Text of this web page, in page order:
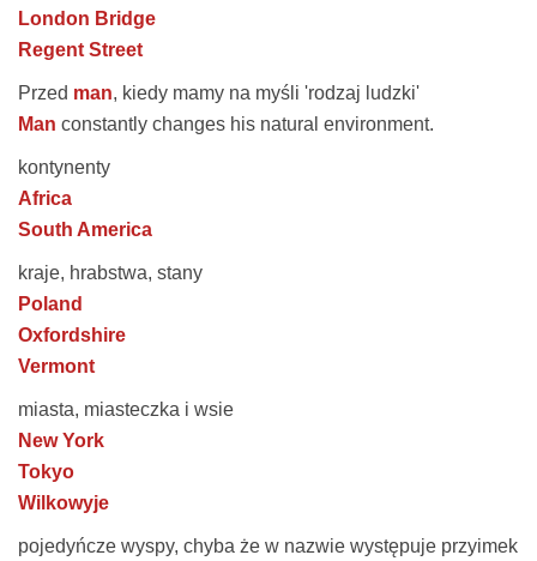
London Bridge
Regent Street
Przed man, kiedy mamy na myśli 'rodzaj ludzki'
Man constantly changes his natural environment.
kontynenty
Africa
South America
kraje, hrabstwa, stany
Poland
Oxfordshire
Vermont
miasta, miasteczka i wsie
New York
Tokyo
Wilkowyje
pojedyńcze wyspy, chyba że w nazwie występuje przyimek